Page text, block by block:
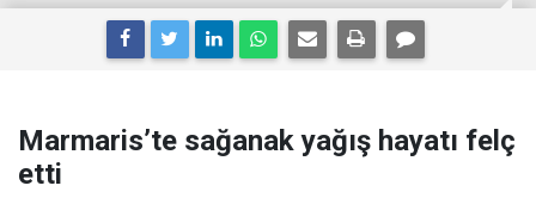
Marmaris’te sağanak yağış hayatı felç
etti